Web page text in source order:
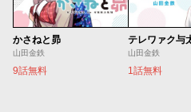
かさねと昴
山田金鉄
9話無料
テレワァク与
山田金鉄
1話無料